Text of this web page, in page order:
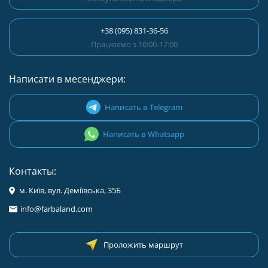
+38 (095) 831-36-56
Працюємо з 10:00-17:00
Написати в месенджери:
Написать в Telegram
Написать в Whatsapp
Контакты:
м. Київ, вул. Деміївська, 35Б
info@farbaland.com
Проложить маршрут